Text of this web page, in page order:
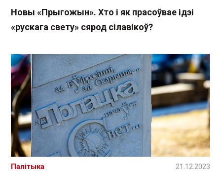
Новы «Прыгожын». Хто і як прасоўвае ідэі
«рускага свету» сярод сілавікоў?
Палітыка 21.12.2023